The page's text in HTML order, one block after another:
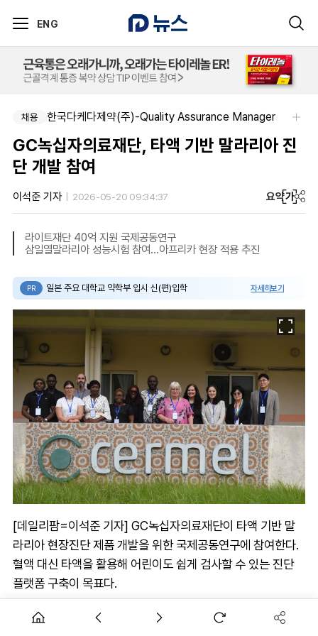
ENG
채용 알보젠코리아-향남공장 OQA 품질약사 채용(주5일/파트타임 가능)
채용 한국다케다제약(주)-Quality Assurance Manager
GC녹십자의료재단, 타액 기반 말라리아 진
단 개발 참여
이석준 기자 2026-05-20 09:34:37 요약가
라이트재단 40억 지원 국제공동연구
삼일열말라리아 성능시험 참여…아프리카 현장 적용 추진
PR 일본 주요 대학교 약학부 입시 신(편)입학 자세히보기
[데일리팜=이석준 기자] GC녹십자의료재단이 타액 기반 말
라리아 현장진단 제품 개발을 위한 국제공동연구에 참여한다.
혈액 대신 타액을 활용해 어린이도 쉽게 검사할 수 있는 진단
플랫폼 구축이 목표다.
GC녹십자의료재단은 독일 베른하르트 녹트 열대의학연구소